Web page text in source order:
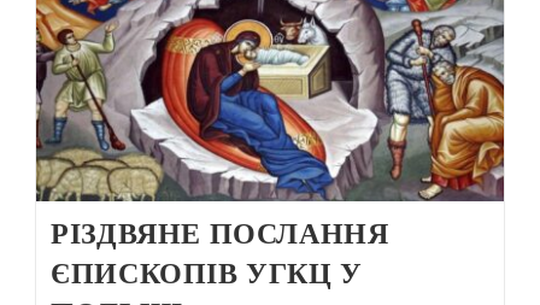
РІЗДВЯНЕ ПОСЛАННЯ
ЄПИСКОПІВ УГКЦ У